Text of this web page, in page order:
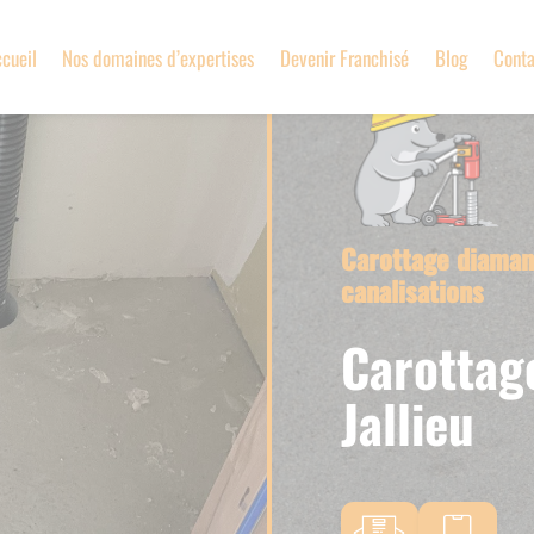
Nos domaines d’expertises Devenir Franchisé Blog
Carottage
canalisations
Jallieu